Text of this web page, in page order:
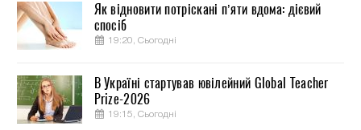
Як відновити потріскані п’яти вдома: дієвий
спосіб
19:20, Сьогодні
В Україні стартував ювілейний Global Teacher
Prize-2026
19:15, Сьогодні